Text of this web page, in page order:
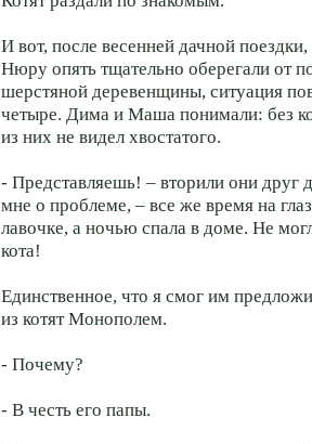
И вот, после весенней дачной
Нюру опять тщательно оберегали от
шерстяной деревенщины, ситуация
четыре. Дима и Маша понимали: без
из них не видел хвостатого.
- Представляешь! – вторили они друг
мне о проблеме, – все же время на
лавочке, а ночью спала в доме. Не
кота!
Единственное, что я смог им
из котят Монополем.
- Почему?
- В честь его папы.